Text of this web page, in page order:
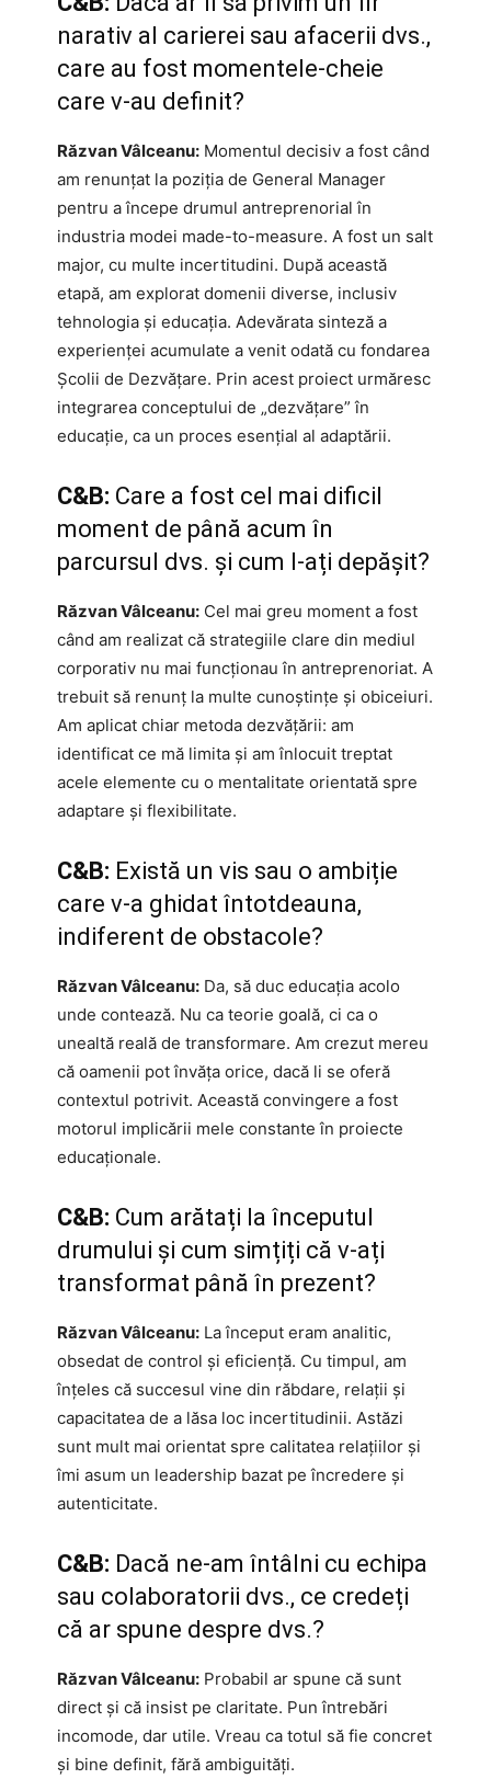
narativ al carierei sau afacerii dvs.,
care au fost momentele-cheie
care v-au definit?
Răzvan Vâlceanu: Momentul decisiv a fost când
am renunțat la poziția de General Manager
pentru a începe drumul antreprenorial în
industria modei made-to-measure. A fost un salt
major, cu multe incertitudini. După această
etapă, am explorat domenii diverse, inclusiv
tehnologia și educația. Adevărata sinteză a
experienței acumulate a venit odată cu fondarea
Școlii de Dezvățare. Prin acest proiect urmăresc
integrarea conceptului de „dezvățare” în
educație, ca un proces esențial al adaptării.
C&B: Care a fost cel mai dificil
moment de până acum în
parcursul dvs. și cum l-ați depășit?
Răzvan Vâlceanu: Cel mai greu moment a fost
când am realizat că strategiile clare din mediul
corporativ nu mai funcționau în antreprenoriat. A
trebuit să renunț la multe cunoștințe și obiceiuri.
Am aplicat chiar metoda dezvățării: am
identificat ce mă limita și am înlocuit treptat
acele elemente cu o mentalitate orientată spre
adaptare și flexibilitate.
C&B: Există un vis sau o ambiție
care v-a ghidat întotdeauna,
indiferent de obstacole?
Răzvan Vâlceanu: Da, să duc educația acolo
unde contează. Nu ca teorie goală, ci ca o
unealtă reală de transformare. Am crezut mereu
că oamenii pot învăța orice, dacă li se oferă
contextul potrivit. Această convingere a fost
motorul implicării mele constante în proiecte
educaționale.
C&B: Cum arătați la începutul
drumului și cum simțiți că v-ați
transformat până în prezent?
Răzvan Vâlceanu: La început eram analitic,
obsedat de control și eficiență. Cu timpul, am
înțeles că succesul vine din răbdare, relații și
capacitatea de a lăsa loc incertitudinii. Astăzi
sunt mult mai orientat spre calitatea relațiilor și
îmi asum un leadership bazat pe încredere și
autenticitate.
C&B: Dacă ne-am întâlni cu echipa
sau colaboratorii dvs., ce credeți
că ar spune despre dvs.?
Răzvan Vâlceanu: Probabil ar spune că sunt
direct și că insist pe claritate. Pun întrebări
incomode, dar utile. Vreau ca totul să fie concret
și bine definit, fără ambiguități.